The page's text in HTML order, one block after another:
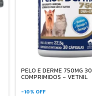
PELO E DERME 750MG 30
COMPRIMIDOS - VETNIL
-10% OFF